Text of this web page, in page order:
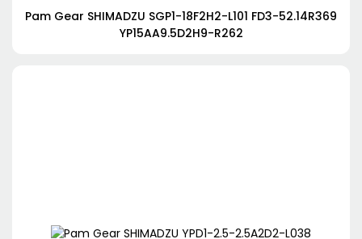
Pam Gear SHIMADZU SGP1-18F2H2-L101 FD3-52.14R369
YP15AA9.5D2H9-R262